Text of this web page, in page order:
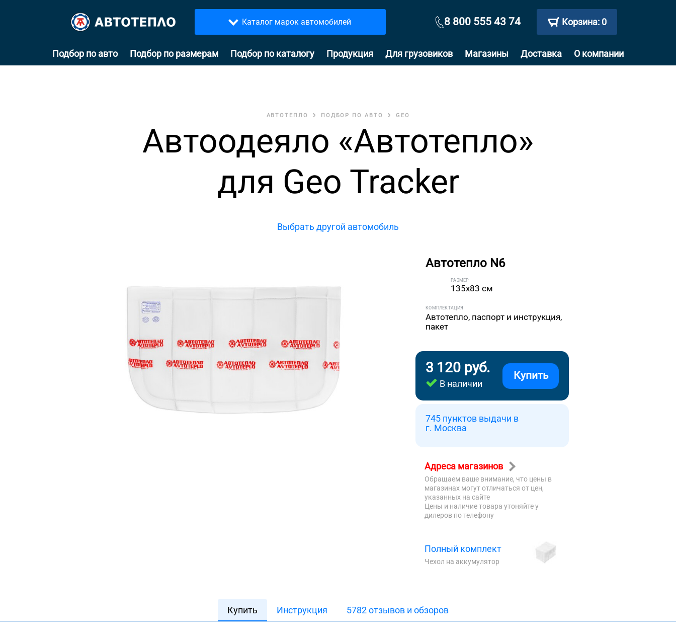
Каталог марок автомобилей 8 800 555 43 74 Корзина: 0
Подбор по авто Подбор по размерам Подбор по каталогу Продукция Для грузовиков Магазины Доставка О компании
АВТОТЕПЛО ПОДБОР ПО АВТО GEO
Автоодеяло «Автотепло»
для Geo Tracker
Выбрать другой автомобиль
Автотепло N6
РАЗМЕР
135x83 см
КОМПЛЕКТАЦИЯ
Автотепло, паспорт и инструкция,
пакет
3 120 руб.
В наличии
Купить
745 пунктов выдачи в
г. Москва
Адреса магазинов
Обращаем ваше внимание, что цены в
магазинах могут отличаться от цен,
указанных на сайте
Цены и наличие товара утоняйте у
дилеров по телефону
Полный комплект
Чехол на аккумулятор
Купить Инструкция 5782 отзывов и обзоров